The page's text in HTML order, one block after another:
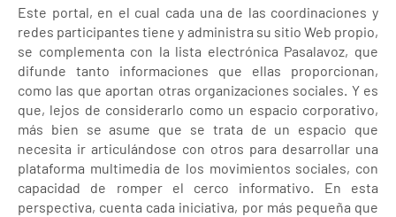
Este portal, en el cual cada una de las coordinaciones y
redes participantes tiene y administra su sitio Web propio,
se complementa con la lista electrónica Pasalavoz, que
difunde tanto informaciones que ellas proporcionan,
como las que aportan otras organizaciones sociales. Y es
que, lejos de considerarlo como un espacio corporativo,
más bien se asume que se trata de un espacio que
necesita ir articulándose con otros para desarrollar una
plataforma multimedia de los movimientos sociales, con
capacidad de romper el cerco informativo. En esta
perspectiva, cuenta cada iniciativa, por más pequeña que